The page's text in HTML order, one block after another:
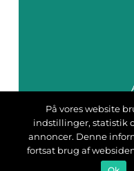
På vores website
indstillinger, statistik
annoncer. Denne
fortsat brug af